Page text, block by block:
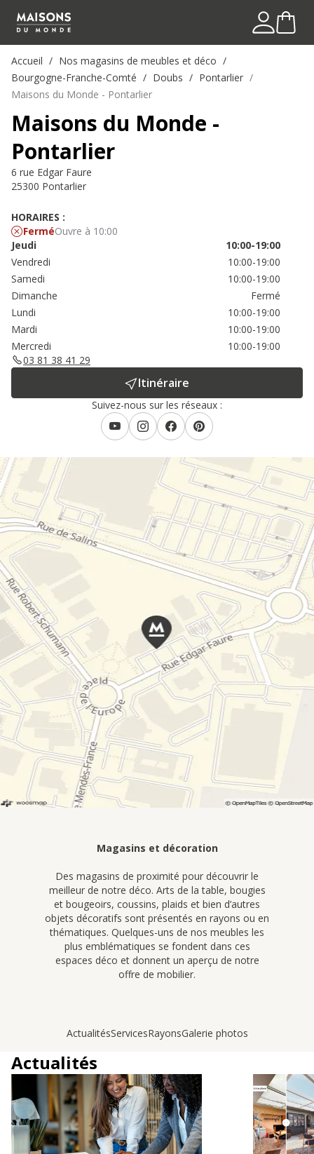
Accueil
Nos magasins de meubles et déco
Bourgogne-Franche-Comté
Doubs
Pontarlier
Maisons du Monde - Pontarlier
Maisons du Monde -
Pontarlier
6 rue Edgar Faure
25300 Pontarlier
HORAIRES :
FerméOuvre à 10:00
Jeudi
10:00-19:00
Vendredi
10:00-19:00
Samedi
10:00-19:00
Dimanche
Fermé
Lundi
10:00-19:00
Mardi
10:00-19:00
Mercredi
10:00-19:00
03 81 38 41 29
Itinéraire
Suivez-nous sur les réseaux :
Magasins et décoration
Des magasins de proximité pour découvrir le
meilleur de notre déco. Arts de la table, bougies
et bougeoirs, coussins, plaids et bien d’autres
objets décoratifs sont présentés en rayons ou en
thématiques. Quelques-uns de nos meubles les
plus emblématiques se fondent dans ces
espaces déco et donnent un aperçu de notre
offre de mobilier.
ActualitésServicesRayonsGalerie photos
Actualités